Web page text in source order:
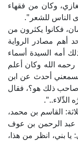
وكان من فقهاء
الناس للشعر".
فكانوا يكثرون من
أهم مصادر الرواية
أمه السيدة أسماء
الله وكان أعلم
فسمعني أحدث عن ابن
ذلك هو؟، فقال
الدِّلاء..".
القاسم بن محمد،
عبد الرحمن بن عوف
بني، انظر من هذا،